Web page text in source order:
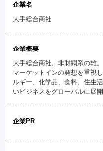
企業名
大手総合商社
企業概要
大手総合商社、非財閥系の雄
マーケットインの発想を重視
ルギー、化学品、食料、住生
いビジネスをグローバルに展開
企業PR